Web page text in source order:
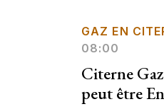
GAZ EN
08:00
Citerne
peut être